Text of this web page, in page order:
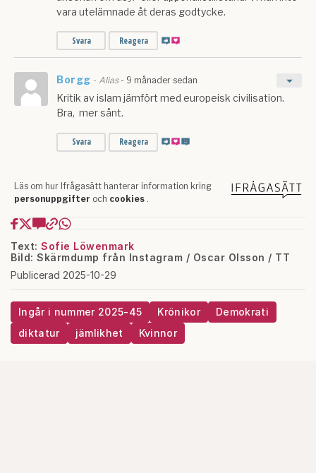
Text: Sofie Löwenmark
Bild: Skärmdump från Instagram / Oscar Olsson / TT
Publicerad 2025-10-29
Ingår i nummer 2025-45 Krönikor
Demokrati
diktatur
jämlikhet Kvinnor